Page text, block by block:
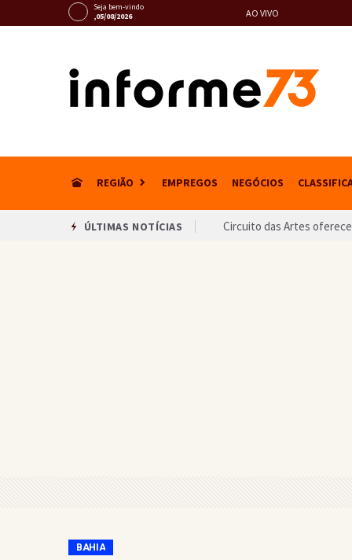
Seja bem-vindo
,05/08/2026
AO VIVO
REGIÃO EMPREGOS NEGÓCIOS
ÚLTIMAS NOTÍCIAS
Circuito das Artes
BAHIA